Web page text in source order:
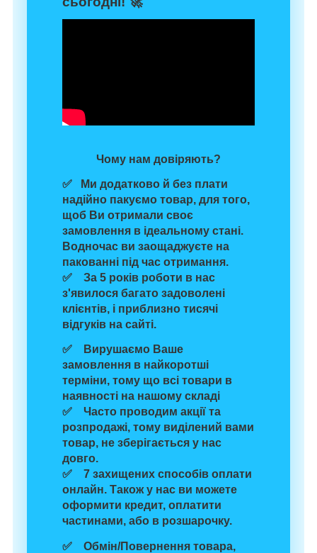
Чому нам довіряють?
✅ Ми додатково й без плати
надійно пакуємо товар, для того,
щоб Ви отримали своє
замовлення в ідеальному стані.
Водночас ви заощаджуєте на
пакованні під час отримання.
✅ За 5 років роботи в нас
з'явилося багато задоволені
клієнтів, і приблизно тисячі
відгуків на сайті.
✅ Вирушаємо Ваше
замовлення в найкоротші
терміни, тому що всі товари в
наявності на нашому складі
✅ Часто проводим акції та
розпродажі, тому виділений вами
товар, не зберігається у нас
довго.
✅ 7 захищених способів оплати
онлайн. Також у нас ви можете
оформити кредит, оплатити
частинами, або в розшарочку.
✅ Обмін/Повернення товара,